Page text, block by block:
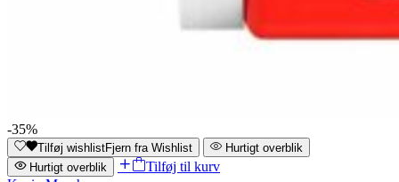
-35%
Tilføj wishlistFjern fra Wishlist
Hurtigt overblik
Hurtigt overblik
Tilføj til kurv